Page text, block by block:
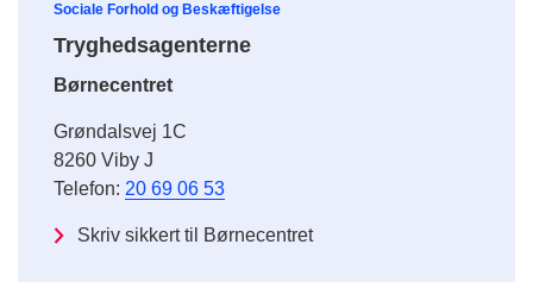
Sociale Forhold og Beskæftigelse
Tryghedsagenterne
Børnecentret
Grøndalsvej 1C
8260 Viby J
Telefon: 20 69 06 53
Skriv sikkert til Børnecentret